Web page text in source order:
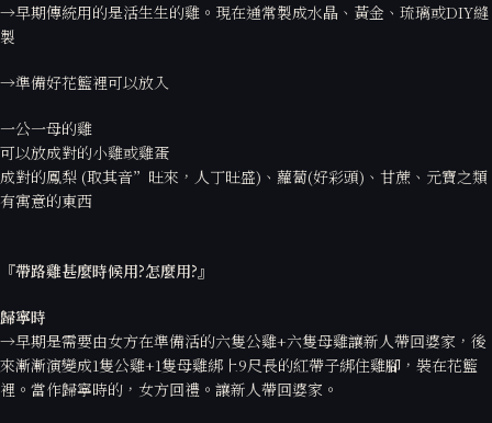
→早期傳統用的是活生生的雞。現在通常製成水晶、黃金、琉璃或DIY縫
製
→準備好花籃裡可以放入
一公一母的雞
可以放成對的小雞或雞蛋
成對的鳳梨 (取其音”旺來，人丁旺盛)、蘿蔔(好彩頭)、甘蔗、元寶之類
有寓意的東西
『帶路雞甚麼時候用?怎麼用?』
歸寧時
→早期是需要由女方在準備活的六隻公雞+六隻母雞讓新人帶回婆家，後
來漸漸演變成1隻公雞+1隻母雞綁上9尺長的紅帶子綁住雞腳，裝在花籃
裡。當作歸寧時的，女方回禮。讓新人帶回婆家。